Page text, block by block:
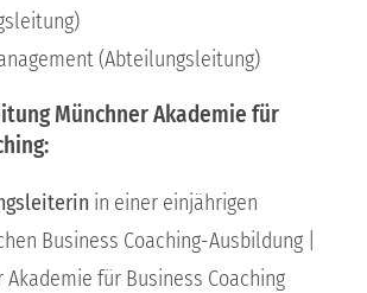
(Abteilungsleitung)
Münchner Akademie für
in einer einjährigen
Business Coaching-Ausbildung |
Akademie für Business Coaching